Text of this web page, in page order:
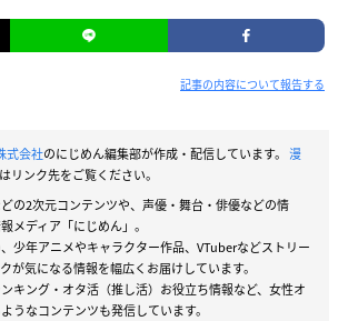
記事の内容について報告する
式会社のにじめん編集部が作成・配信しています。 漫
リンク先をご覧ください。
の2次元コンテンツや、声優・舞台・俳優などの情
メディア「にじめん」。
少年アニメやキャラクター作品、VTuberなどストリー
が気になる情報を幅広くお届けしています。
キング・オタ活（推し活）お役立ち情報など、女性オ
うなコンテンツも発信しています。